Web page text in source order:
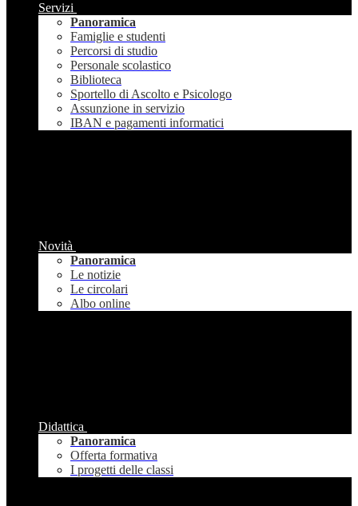
Servizi
Panoramica
Famiglie e studenti
Percorsi di studio
Personale scolastico
Biblioteca
Sportello di Ascolto e Psicologo
Assunzione in servizio
IBAN e pagamenti informatici
Novità
Panoramica
Le notizie
Le circolari
Albo online
Didattica
Panoramica
Offerta formativa
I progetti delle classi